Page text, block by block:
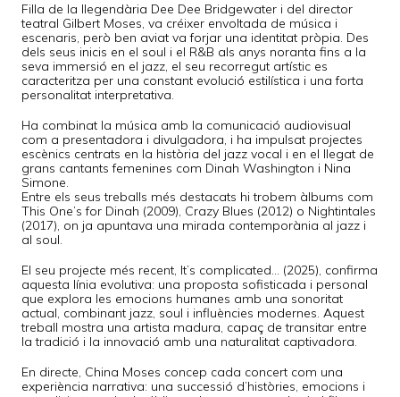
Filla de la llegendària Dee Dee Bridgewater i del director
teatral Gilbert Moses, va créixer envoltada de música i
escenaris, però ben aviat va forjar una identitat pròpia. Des
dels seus inicis en el soul i el R&B als anys noranta fins a la
seva immersió en el jazz, el seu recorregut artístic es
caracteritza per una constant evolució estilística i una forta
personalitat interpretativa.
Ha combinat la música amb la comunicació audiovisual
com a presentadora i divulgadora, i ha impulsat projectes
escènics centrats en la història del jazz vocal i en el llegat de
grans cantants femenines com Dinah Washington i Nina
Simone.
Entre els seus treballs més destacats hi trobem àlbums com
This One’s for Dinah (2009), Crazy Blues (2012) o Nightintales
(2017), on ja apuntava una mirada contemporània al jazz i
al soul.
El seu projecte més recent, It’s complicated… (2025), confirma
aquesta línia evolutiva: una proposta sofisticada i personal
que explora les emocions humanes amb una sonoritat
actual, combinant jazz, soul i influències modernes. Aquest
treball mostra una artista madura, capaç de transitar entre
la tradició i la innovació amb una naturalitat captivadora.
En directe, China Moses concep cada concert com una
experiència narrativa: una successió d’històries, emocions i